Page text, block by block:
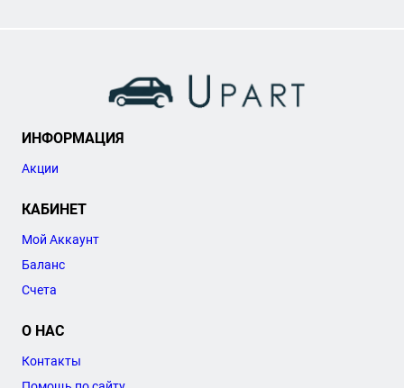
ИНФОРМАЦИЯ
Акции
КАБИНЕТ
Мой Аккаунт
Баланс
Счета
О НАС
Контакты